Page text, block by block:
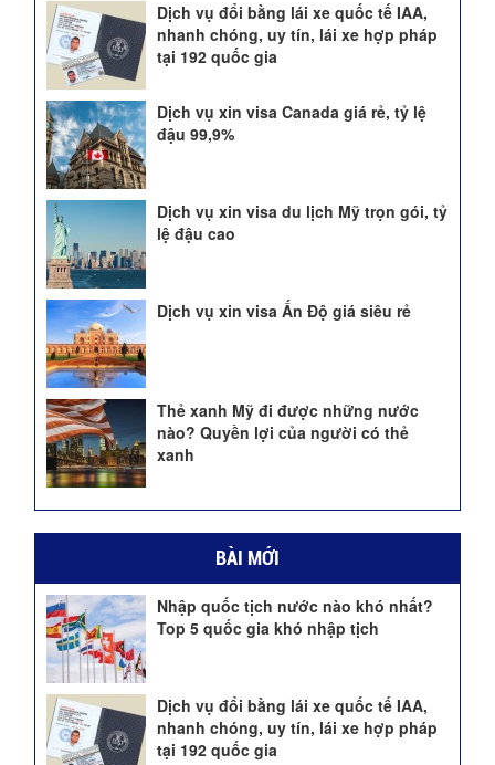
Dịch vụ đổi bằng lái xe quốc tế IAA,
nhanh chóng, uy tín, lái xe hợp pháp
tại 192 quốc gia
Dịch vụ xin visa Canada giá rẻ, tỷ lệ
đậu 99,9%
Dịch vụ xin visa du lịch Mỹ trọn gói, tỷ
lệ đậu cao
Dịch vụ xin visa Ấn Độ giá siêu rẻ
Thẻ xanh Mỹ đi được những nước
nào? Quyền lợi của người có thẻ
xanh
BÀI MỚI
Nhập quốc tịch nước nào khó nhất?
Top 5 quốc gia khó nhập tịch
Dịch vụ đổi bằng lái xe quốc tế IAA,
nhanh chóng, uy tín, lái xe hợp pháp
tại 192 quốc gia